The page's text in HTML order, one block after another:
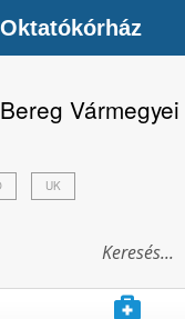
Vármegyei
UK